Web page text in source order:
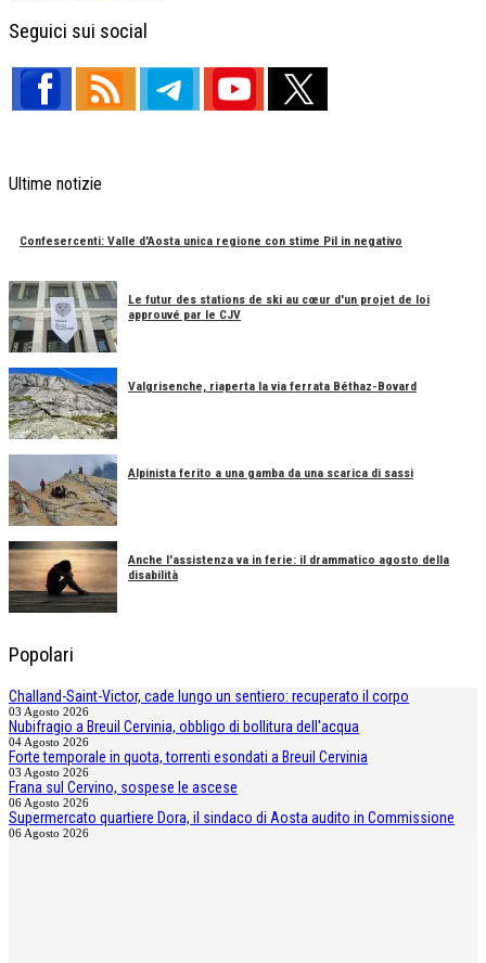
Seguici sui social
Ultime notizie
Confesercenti: Valle d'Aosta unica regione con stime Pil in negativo
Le futur des stations de ski au cœur d'un projet de loi
approuvé par le CJV
Valgrisenche, riaperta la via ferrata Béthaz-Bovard
Alpinista ferito a una gamba da una scarica di sassi
Anche l'assistenza va in ferie: il drammatico agosto della
disabilità
Popolari
Challand-Saint-Victor, cade lungo un sentiero: recuperato il corpo
03 Agosto 2026
Nubifragio a Breuil Cervinia, obbligo di bollitura dell'acqua
04 Agosto 2026
Forte temporale in quota, torrenti esondati a Breuil Cervinia
03 Agosto 2026
Frana sul Cervino, sospese le ascese
06 Agosto 2026
Supermercato quartiere Dora, il sindaco di Aosta audito in Commissione
06 Agosto 2026